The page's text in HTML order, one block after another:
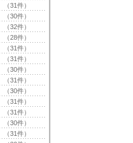
（31件）
（30件）
（32件）
（28件）
（31件）
（31件）
（30件）
（31件）
（30件）
（31件）
（31件）
（30件）
（31件）